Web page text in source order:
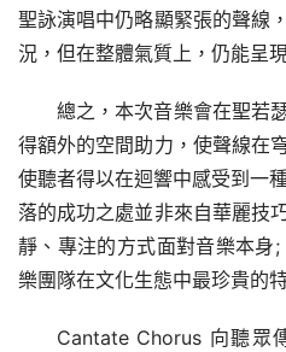
聖詠演唱中仍略顯緊張的聲線
況，但在整體氣質上，仍能呈
總之，本次音樂會在聖若
得額外的空間助力，使聲線在
使聽者得以在迴響中感受到一
落的成功之處並非來自華麗技
靜、專注的方式面對音樂本身
樂團隊在文化生態中最珍貴的
Cantate Chorus 向聽眾